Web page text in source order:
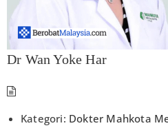
Dr Wan Yoke Har
Kategori: Dokter Mahkota